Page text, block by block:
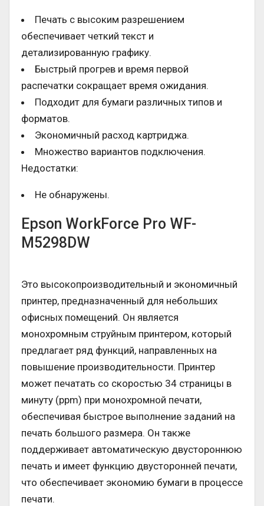
Печать с высоким разрешением
обеспечивает четкий текст и
детализированную графику.
Быстрый прогрев и время первой
распечатки сокращает время ожидания.
Подходит для бумаги различных типов и
форматов.
Экономичный расход картриджа.
Множество вариантов подключения.
Недостатки:
Не обнаружены.
Epson WorkForce Pro WF-
M5298DW
Это высокопроизводительный и экономичный
принтер, предназначенный для небольших
офисных помещений. Он является
монохромным струйным принтером, который
предлагает ряд функций, направленных на
повышение производительности. Принтер
может печатать со скоростью 34 страницы в
минуту (ppm) при монохромной печати,
обеспечивая быстрое выполнение заданий на
печать большого размера. Он также
поддерживает автоматическую двустороннюю
печать и имеет функцию двусторонней печати,
что обеспечивает экономию бумаги в процессе
печати.